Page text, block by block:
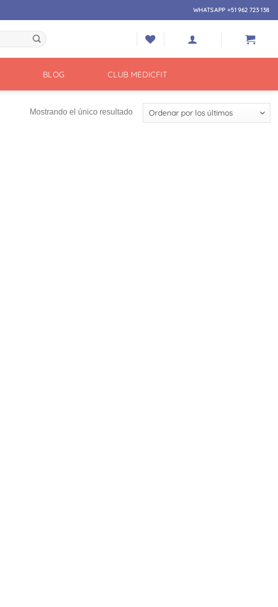
WHATSAPP +51 962 723 138
BLOG CLUB MEDICFIT
Mostrando el único resultado